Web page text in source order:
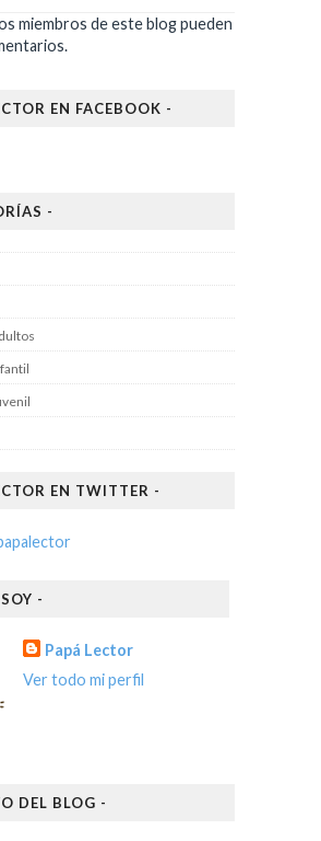
miembros de este blog pueden
EN FACEBOOK -
-
EN TWITTER -
-
Papá Lector
Ver todo mi perfil
DEL BLOG -